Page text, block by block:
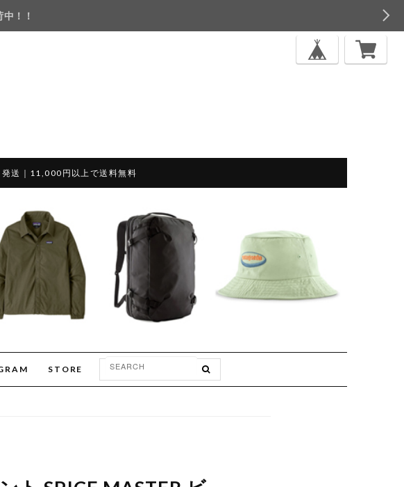
！！
送｜11,000円以上で送料無料
STORE